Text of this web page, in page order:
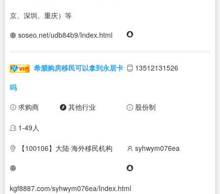
京、深圳、重庆）等
soseo.net/udb84b9/Index.html
希腊购房移民可以拿到永居卡
吗
13512131526
求购商 其他行业 股份制
1-49人
【100106】大陆·海外移民机构 syhwym076ea
kgf8887.com/syhwym076ea/Index.html